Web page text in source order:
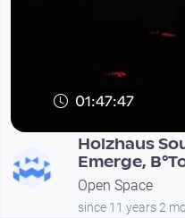
01:47:47
Holzhaus
Emerge,
Open Space
since 11 years 2